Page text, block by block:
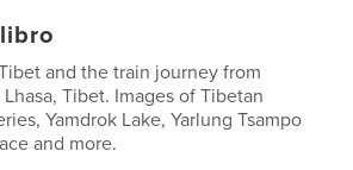
and the train journey from
Tibet. Images of Tibetan
Yamdrok Lake, Yarlung Tsampo
and more.